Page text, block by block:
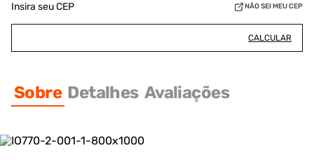
Insira seu CEP NÃO SEI MEU CEP
CALCULAR
Sobre Detalhes Avaliações